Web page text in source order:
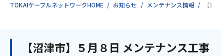
TOKAIケーブルネットワークHOME お知らせ メンテナンス情報 【沼
【沼津市】５月８日 メンテナンス工事